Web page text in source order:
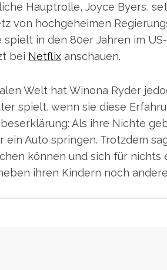
Hauptrolle, Joyce Byers,
von hochgeheimen
spielt in den 80er Jahren im
bei Netflix anschauen.
Welt hat Winona Ryder
spielt, wenn sie diese
Als ihre Nichte
ein Auto springen. Trotzdem
können und sich für nichts
ihren Kindern noch
S
e
c
h
f
r